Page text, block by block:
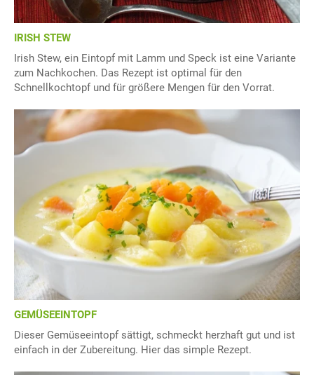
IRISH STEW
Irish Stew, ein Eintopf mit Lamm und Speck ist eine Variante
zum Nachkochen. Das Rezept ist optimal für den
Schnellkochtopf und für größere Mengen für den Vorrat.
GEMÜSEEINTOPF
Dieser Gemüseeintopf sättigt, schmeckt herzhaft gut und ist
einfach in der Zubereitung. Hier das simple Rezept.